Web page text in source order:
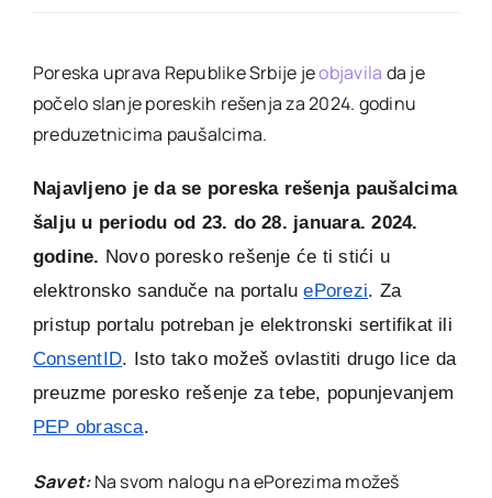
Poreska uprava Republike Srbije jeobjavila da je
počelo slanje poreskih rešenja za 2024. godinu
preduzetnicima paušalcima.
Najavljeno je da se poreska rešenja paušalcima
šalju u periodu od 23. do 28. januara. 2024.
godine. Novo poresko rešenje će ti stići u
elektronsko sanduče na portaluePorezi. Za
pristup portalu potreban je elektronski sertifikat ili
ConsentID. Isto tako možeš ovlastiti drugo lice da
preuzme poresko rešenje za tebe, popunjevanjem
PEP obrasca.
Savet:Na svom nalogu na ePorezima možeš